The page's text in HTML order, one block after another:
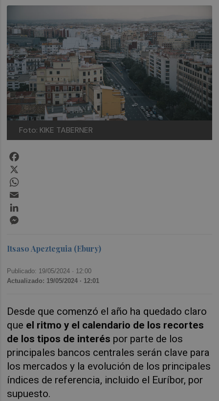
Foto: KIKE TABERNER
Itsaso Apezteguia (Ebury)
Publicado: 19/05/2024 · 12:00
Actualizado: 19/05/2024 · 12:01
Desde que comenzó el año ha quedado claro
que el ritmo y el calendario de los recortes
de los tipos de interés por parte de los
principales bancos centrales serán clave para
los mercados y la evolución de los principales
índices de referencia, incluido el Euríbor, por
supuesto.